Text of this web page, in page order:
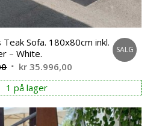
Sofa. 180x80cm inkl.
– White.
Opprinnelig
pris
var:
kr 44.995,00.
kr 35.996,00 Nåværende
pris
er:
kr 35.996,00.
SALG
1 på lager